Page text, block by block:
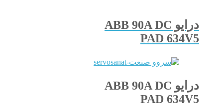
درایو ABB 90A DC
PAD 634V5
درایو ABB 90A DC
PAD 634V5